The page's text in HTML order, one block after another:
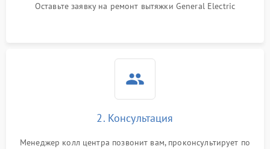
Оставьте заявку на ремонт вытяжки General Electric
2. Консультация
Менеджер колл центра позвонит вам, проконсультирует по